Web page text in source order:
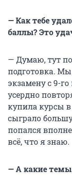
— Как тебе
баллы? Это
— Думаю, тут
подготовка.
экзамену с 9-
усердно
купила курсы
сыграло
попался
всё, что я знаю.
— А какие темы